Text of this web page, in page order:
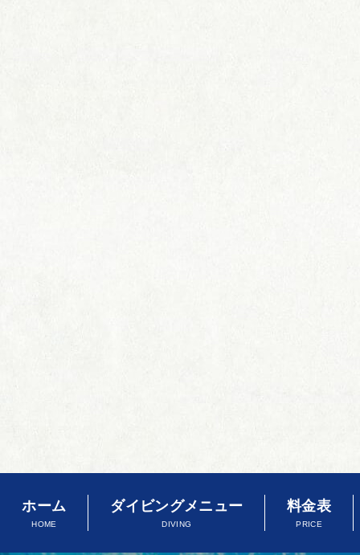
ホーム
HOME
ダイビングメニュー
DIVING
料金表
PRICE